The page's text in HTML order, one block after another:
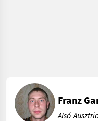
Franz
Alsó-